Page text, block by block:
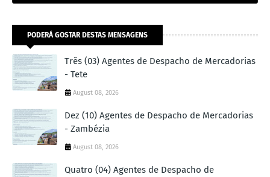
PODERÁ GOSTAR DESTAS MENSAGENS
Três (03) Agentes de Despacho de Mercadorias
- Tete
August 08, 2026
Dez (10) Agentes de Despacho de Mercadorias
- Zambézia
August 08, 2026
Quatro (04) Agentes de Despacho de